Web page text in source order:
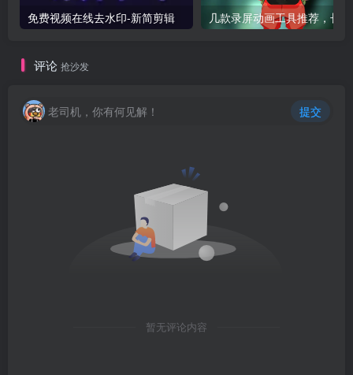
免费视频在线去水印-新简剪辑
评论 抢沙发
老司机，你有何见解！ 提交
暂无评论内容